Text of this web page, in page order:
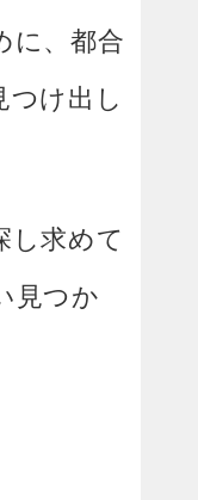
に、都合
つけ出し
し求めて
見つか